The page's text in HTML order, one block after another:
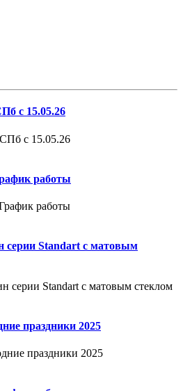
с 15.05.26
работы
Standart с матовым
праздники 2025